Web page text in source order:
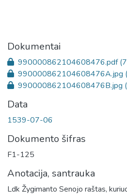
Dokumentai
990000862104608476.pdf
990000862104608476A.jpg
990000862104608476B.jpg
Data
1539-07-06
Dokumento šifras
F1-125
Anotacija, santrauka
Ldk Žygimanto Senojo raštas,